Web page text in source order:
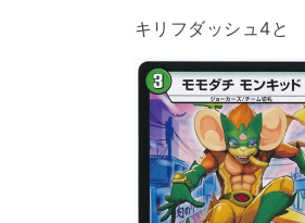
キリフダッシュ4と